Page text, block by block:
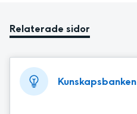
Relaterade sidor
Kunskapsbanken